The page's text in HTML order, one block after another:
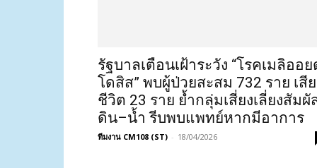
รัฐบาลเตือนเฝ้าระวัง “โรคเมลิออย
โดสิส” พบผู้ป่วยสะสม 732 ราย เสีย
ชีวิต 23 ราย ย้ำกลุ่มเสี่ยงเลี่ยงสัมผั
ดิน–น้ำ รีบพบแพทย์หากมีอาการ
ทีมงาน CM108 (ST) - 18/04/2026